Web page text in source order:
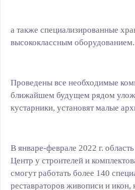
а также специализированные
высококлассным оборудованием.
Проведены все необходимые
ближайшем будущем рядом
кустарники, установят малые
В январе-феврале 2022 г.
Центр у строителей и
смогут работать более 140
реставраторов живописи и